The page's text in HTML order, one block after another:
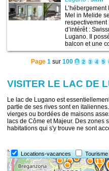
Mel in Melide
respectivement
d’intérêt :
Lugano. Il
balcon et une
Page 1 sur 100 1 2 3 4 5
VISITER LE LAC DE
Le lac de Lugano est
partie de ses rives sont en
vierges ou bordées de maisons
lacs de Côme et Majeur. Des zones
habitations qui s'y trouve ne sont
Locations-vacances Tourisme
14
13